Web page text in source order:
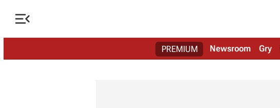

PREMIUM Newsroom Gry